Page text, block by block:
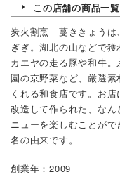
この店舗の商品一覧
炭火割烹 蔓ききょうは
ぎぎ。湖北の山などで
カエヤの走る豚や和牛
園の京野菜など、厳選
くれる和食店です。お
改造して作られた、な
ニューを楽しむことが
名の由来です。
創業年：2009